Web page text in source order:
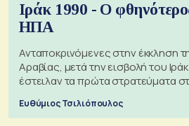
Ιράκ 1990 - Ο
ΗΠΑ
Ανταποκρινόμενες στην έκκληση
Αραβίας, μετά την εισβολή του
έστειλαν τα πρώτα στρατεύματα
Ευθύμιος Τσιλιόπουλος